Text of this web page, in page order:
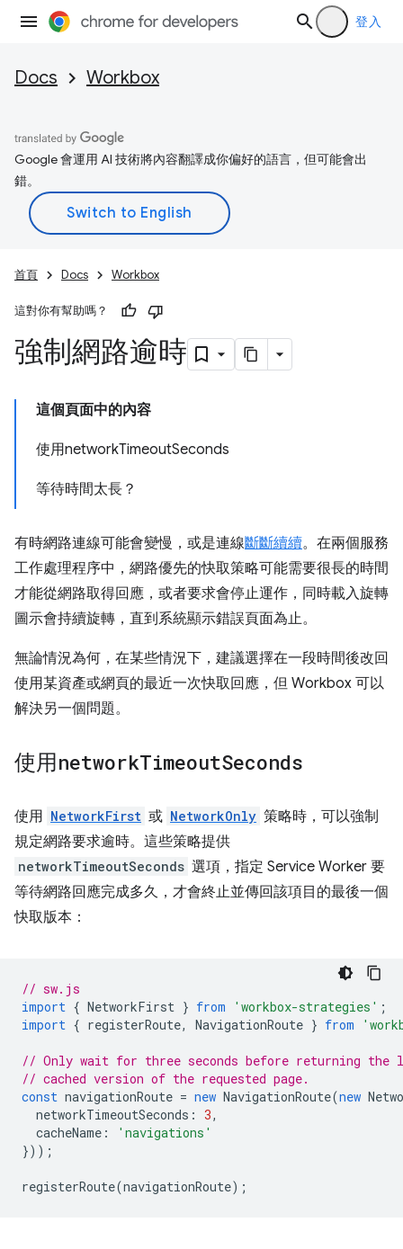
登入
Docs Workbox
Google 會運用 AI 技術將內容翻譯成你偏好的語言，但可能會出
錯。
首頁 Docs Workbox
這對你有幫助嗎？
強制網路逾時
這個頁面中的內容
使用networkTimeoutSeconds
等待時間太長？
有時網路連線可能會變慢，或是連線斷斷續續。在兩個服務
工作處理程序中，網路優先的快取策略可能需要很長的時間
才能從網路取得回應，或者要求會停止運作，同時載入旋轉
圖示會持續旋轉，直到系統顯示錯誤頁面為止。
無論情況為何，在某些情況下，建議選擇在一段時間後改回
使用某資產或網頁的最近一次快取回應，但 Workbox 可以
解決另一個問題。
使用networkTimeoutSeconds
使用 NetworkFirst 或 NetworkOnly 策略時，可以強制
規定網路要求逾時。這些策略提供
networkTimeoutSeconds 選項，指定 Service Worker 要
等待網路回應完成多久，才會終止並傳回該項目的最後一個
快取版本：
// sw.js
import { NetworkFirst } from 'workbox-strategies' ;
import { registerRoute, NavigationRoute } from
// Only wait for three seconds before returning the
// cached version of the requested page.
const navigationRoute = new NavigationRoute(new
networkTimeoutSeconds : 3,
cacheName :
'navigations'
}));
registerRoute(navigationRoute);